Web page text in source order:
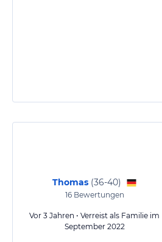
Thomas (36-40)
16Bewertungen
Vor 3 Jahren • Verreist als Familie im
September 2022